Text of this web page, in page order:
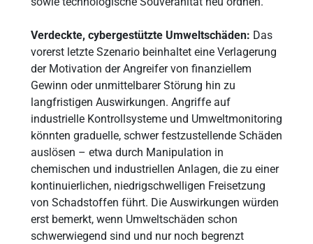
Verdeckte, cybergestützte Umweltschäden: Das
vorerst letzte Szenario beinhaltet eine Verlagerung
der Motivation der Angreifer von finanziellem
Gewinn oder unmittelbarer Störung hin zu
langfristigen Auswirkungen. Angriffe auf
industrielle Kontrollsysteme und Umweltmonitoring
könnten graduelle, schwer festzustellende Schäden
auslösen – etwa durch Manipulation in
chemischen und industriellen Anlagen, die zu einer
kontinuierlichen, niedrigschwelligen Freisetzung
von Schadstoffen führt. Die Auswirkungen würden
erst bemerkt, wenn Umweltschäden schon
schwerwiegend sind und nur noch begrenzt